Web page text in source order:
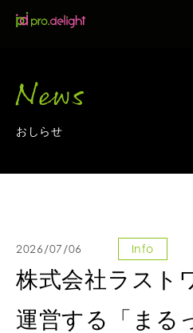
News
おしらせ
2026/07/06 Info
株式会社ラスト
運営する「まる